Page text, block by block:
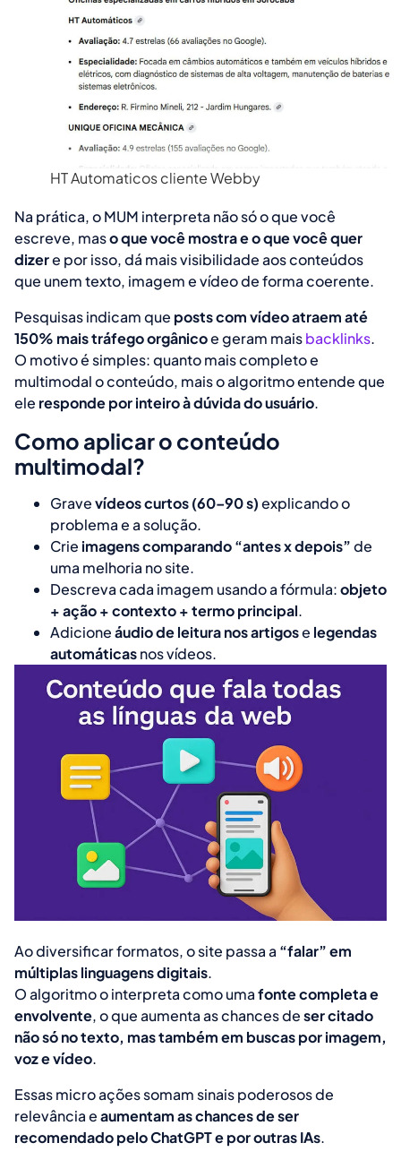
HT Automaticos cliente Webby
Na prática, o MUM interpreta não só o que você
escreve, maso que você mostra e o que você quer
dizere por isso, dá mais visibilidade aos conteúdos
que unem texto, imagem e vídeo de forma coerente.
Pesquisas indicam que posts com vídeo atraem até
150% mais tráfego orgânicoe geram maisbacklinks.
O motivo é simples: quanto mais completo e
multimodal o conteúdo, mais o algoritmo entende que
ele responde por inteiro à dúvida do usuário.
Como aplicar o conteúdo
multimodal?
Gravevídeos curtos (60–90 s)explicando o
problema e a solução.
Crie imagens comparando “antes x depois”de
uma melhoria no site.
Descreva cada imagem usando a fórmula:objeto
+ ação + contexto + termo principal.
Adicioneáudio de leitura nos artigose legendas
automáticasnos vídeos.
Ao diversificar formatos, o site passa a “falar” em
múltiplas linguagens digitais.
O algoritmo o interpreta como umafonte completa e
envolvente, o que aumenta as chances deser citado
não só no texto, mas também em buscas por imagem,
voz e vídeo.
Essas micro ações somam sinais poderosos de
relevância eaumentam as chances de ser
recomendado pelo ChatGPT e por outras IAs.